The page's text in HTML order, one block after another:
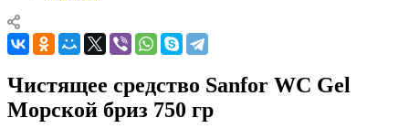
Чистящее средство Sanfor WC Gel
Морской бриз 750 гр